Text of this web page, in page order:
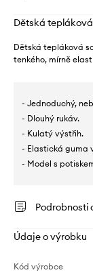
Dětská
Dětská tepláková
tenkého, mírně
- Jednoduchý,
- Dlouhý rukáv.
- Kulatý výstřih.
- Elastická guma
- Model s
Podrobnosti
Údaje o výrobku
Kód výrobce